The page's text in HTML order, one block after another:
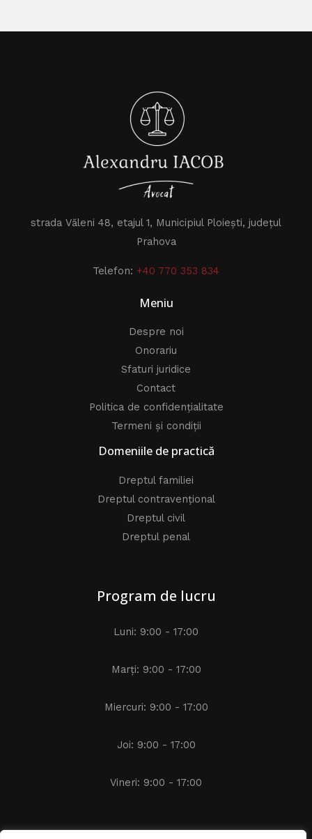
strada Văleni 48, etajul 1, Municipiul Ploiești, județul
Prahova
Telefon: +40 770 353 834
Meniu
Despre noi
Onorariu
Sfaturi juridice
Contact
Politica de confidențialitate
Termeni și condiții
Domeniile de practică
Dreptul familiei
Dreptul contravențional
Dreptul civil
Dreptul penal
Program de lucru
Luni: 9:00 - 17:00
Marți: 9:00 - 17:00
Miercuri: 9:00 - 17:00
Joi: 9:00 - 17:00
Vineri: 9:00 - 17:00